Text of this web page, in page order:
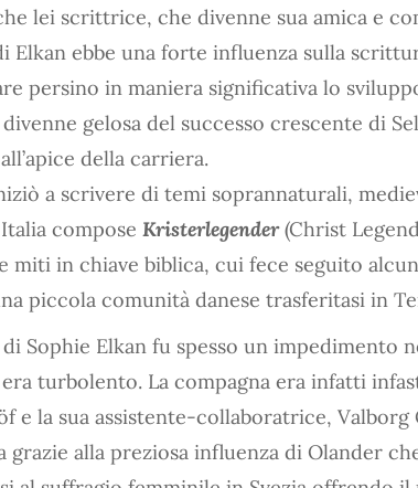
lei scrittrice, che divenne sua amica e
Elkan ebbe una forte influenza sulla
persino in maniera significativa lo
gelosa del successo crescente di
della carriera.
a scrivere di temi soprannaturali,
compose Kristerlegender (Christ
miti in chiave biblica, cui fece seguito
piccola comunità danese trasferitasi in
di Sophie Elkan fu spesso un impedimento
turbolento. La compagna era infatti
e la sua assistente-collaboratrice, Valborg
grazie alla preziosa influenza di Olander